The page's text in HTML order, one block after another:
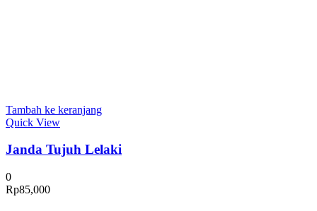
Tambah ke keranjang
Quick View
Janda Tujuh Lelaki
0
Rp85,000